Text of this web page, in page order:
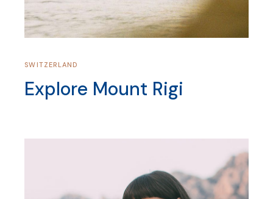
SWITZERLAND
Explore Mount Rigi